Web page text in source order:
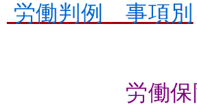
労働判例 事項別
労働